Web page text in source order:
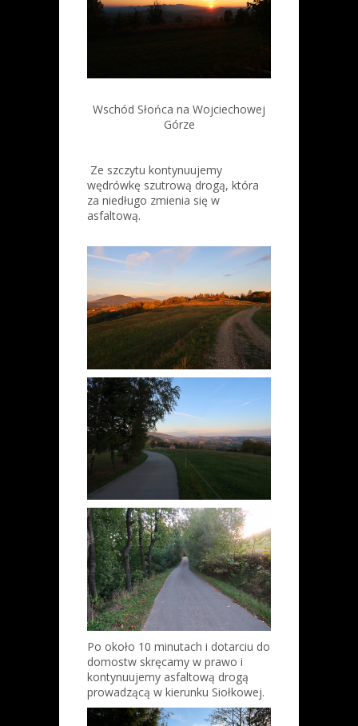
Wschód Słońca na Wojciechowej
Górze
Ze szczytu kontynuujemy
wędrówkę szutrową drogą, która
za niedługo zmienia się w
asfaltową.
Po około 10 minutach i dotarciu do
domostw skręcamy w prawo i
kontynuujemy asfaltową drogą
prowadzącą w kierunku Siołkowej.